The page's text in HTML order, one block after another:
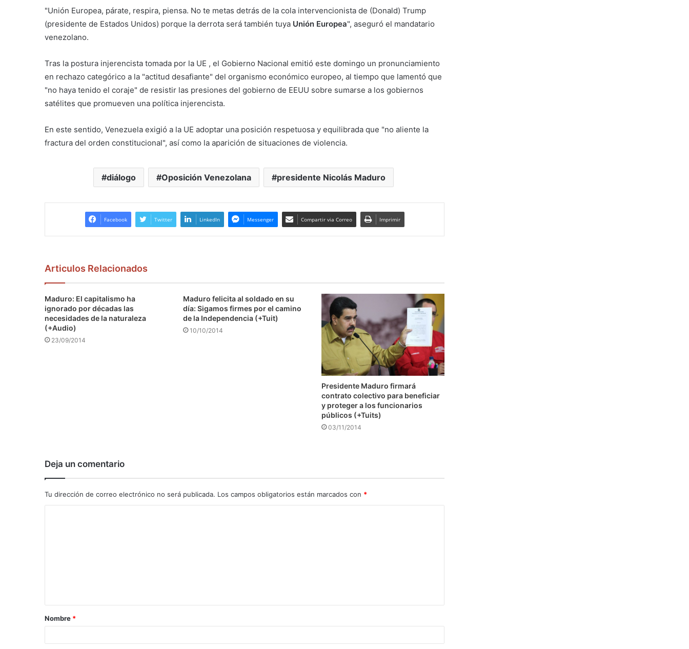
"Unión Europea, párate, respira, piensa. No te metas detrás de la cola intervencionista de (Donald) Trump
(presidente de Estados Unidos) porque la derrota será también tuya Unión Europea", aseguró el mandatario
venezolano.
Tras la postura injerencista tomada por la UE , el Gobierno Nacional emitió este domingo un pronunciamiento
en rechazo categórico a la "actitud desafiante" del organismo económico europeo, al tiempo que lamentó que
"no haya tenido el coraje" de resistir las presiones del gobierno de EEUU sobre sumarse a los gobiernos
satélites que promueven una política injerencista.
En este sentido, Venezuela exigió a la UE adoptar una posición respetuosa y equilibrada que "no aliente la
fractura del orden constitucional", así como la aparición de situaciones de violencia.
diálogo Oposición Venezolana presidente Nicolás Maduro
Facebook Twitter LinkedIn Messenger Compartir via Correo Imprimir
Articulos Relacionados
Maduro: El capitalismo ha
ignorado por décadas las
necesidades de la naturaleza
(+Audio)
23/09/2014
Maduro felicita al soldado en su
día: Sigamos firmes por el camino
de la Independencia (+Tuit)
10/10/2014
Presidente Maduro firmará
contrato colectivo para beneficiar
y proteger a los funcionarios
públicos (+Tuits)
03/11/2014
Deja un comentario
Tu dirección de correo electrónico no será publicada. Los campos obligatorios están marcados con *
a
r
Nombre *